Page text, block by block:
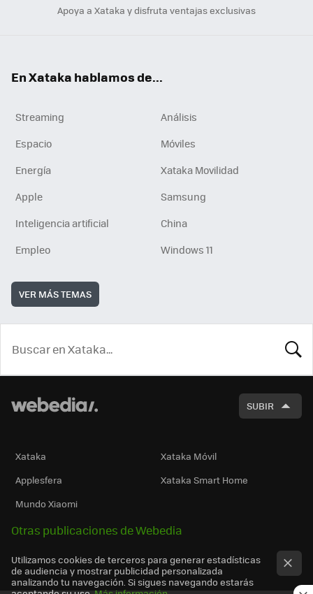
Apoya a Xataka y disfruta ventajas exclusivas
En Xataka hablamos de...
Streaming
Análisis
Espacio
Móviles
Energía
Xataka Movilidad
Apple
Samsung
Inteligencia artificial
China
Empleo
Windows 11
VER MÁS TEMAS
SUBIR
Xataka
Xataka Móvil
Applesfera
Xataka Smart Home
Mundo Xiaomi
Otras publicaciones de Webedia
Utilizamos cookies de terceros para generar estadísticas
de audiencia y mostrar publicidad personalizada
analizando tu navegación. Si sigues navegando estarás